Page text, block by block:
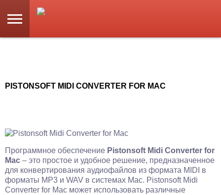
PISTONSOFT MIDI CONVERTER FOR MAC
Программное обеспечение Pistonsoft Midi Converter for
Mac – это простое и удобное решение, предназначенное
для конвертирования аудиофайлов из формата MIDI в
форматы MP3 и WAV в системах Mac. Pistonsoft Midi
Converter for Mac может использовать различные